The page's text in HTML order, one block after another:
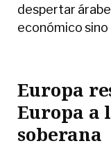
despertar
económico
Europa
Europa a
soberana